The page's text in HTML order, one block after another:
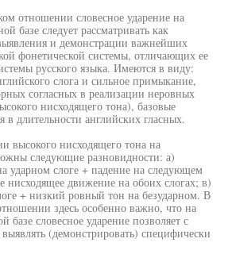
отношении словесное ударение на
базе следует рассматривать как
и демонстрации важнейших
фонетической системы, отличающих ее
русского языка. Имеются в виду:
слога и сильное примыкание,
согласных в реализации неровных
нисходящего тона), базовые
длительности английских гласных.
высокого нисходящего тона на
следующие разновидности: а)
ударном слоге + падение на следующем
нисходящее движение на обоих слогах; в)
+ низкий ровный тон на безударном. В
здесь особенно важно, что на
базе словесное ударение позволяет с
(демонстрировать) специфически